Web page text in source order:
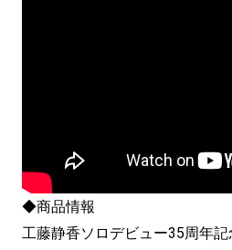
◆商品情報
工藤静香ソロデビュー35周年